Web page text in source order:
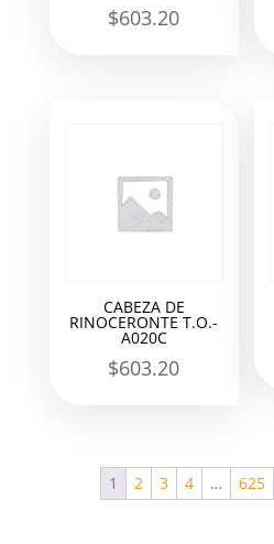
$603.20
CABEZA DE
RINOCERONTE T.O.-
A020C
$603.20
1 2 3 4 … 625